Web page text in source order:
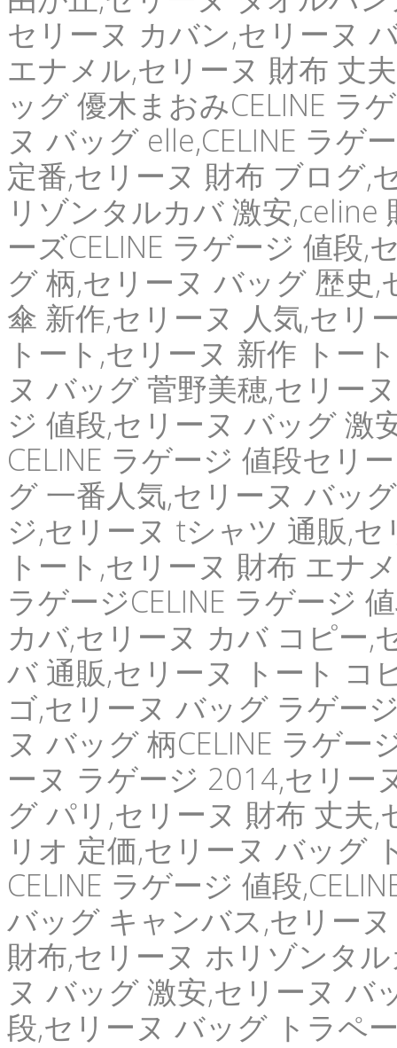
セリーヌ カバン,セリーヌ
エナメル,セリーヌ 財布 丈
ッグ 優木まおみCELINE ラ
ヌ バッグ elle,CELINE ラゲ
定番,セリーヌ 財布 ブログ,
リゾンタルカバ 激安
ーズCELINE ラゲージ 値段
グ 柄,セリーヌ バッグ 歴史
傘 新作,セリーヌ 人気,セリ
トート,セリーヌ 新作 トー
ヌ バッグ 菅野美穂,セリー
ジ 値段,セリーヌ バッグ 激
CELINE ラゲージ 値段セリ
グ 一番人気,セリーヌ バッ
ジ,セリーヌ tシャツ 通販,
トート,セリーヌ 財布 エナ
ラゲージCELINE ラゲージ
カバ,セリーヌ カバ コピー,
バ 通販,セリーヌ トート コ
ゴ,セリーヌ バッグ ラゲー
ヌ バッグ 柄CELINE ラゲー
ーヌ ラゲージ 2014,セリー
グ パリ,セリーヌ 財布 丈夫
リオ 定価,セリーヌ バッグ
CELINE ラゲージ 値段
バッグ キャンバス,セリー
財布,セリーヌ ホリゾンタ
ヌ バッグ 激安,セリーヌ バ
段,セリーヌ バッグ トラペ